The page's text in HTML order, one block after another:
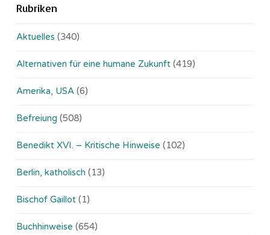
Rubriken
Aktuelles (340)
Alternativen für eine humane Zukunft (419)
Amerika, USA (6)
Befreiung (508)
Benedikt XVI. – Kritische Hinweise (102)
Berlin, katholisch (13)
Bischof Gaillot (1)
Buchhinweise (654)